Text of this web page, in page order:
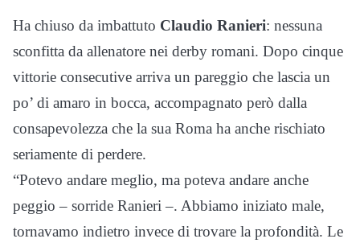
Ha chiuso da imbattuto Claudio Ranieri: nessuna
sconfitta da allenatore nei derby romani. Dopo cinque
vittorie consecutive arriva un pareggio che lascia un
po’ di amaro in bocca, accompagnato però dalla
consapevolezza che la sua Roma ha anche rischiato
seriamente di perdere.
“Potevo andare meglio, ma poteva andare anche
peggio – sorride Ranieri –. Abbiamo iniziato male,
tornavamo indietro invece di trovare la profondità. Le